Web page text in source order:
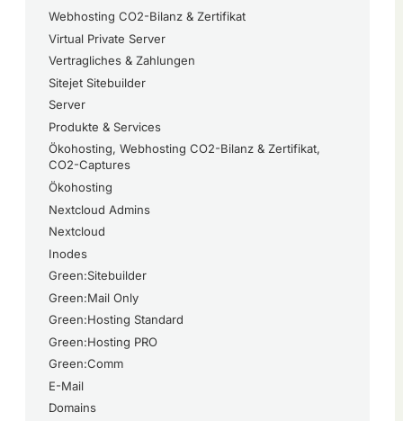
Webhosting CO2-Bilanz & Zertifikat
Virtual Private Server
Vertragliches & Zahlungen
Sitejet Sitebuilder
Server
Produkte & Services
Ökohosting, Webhosting CO2-Bilanz & Zertifikat,
CO2-Captures
Ökohosting
Nextcloud Admins
Nextcloud
Inodes
Green:Sitebuilder
Green:Mail Only
Green:Hosting Standard
Green:Hosting PRO
Green:Comm
E-Mail
Domains